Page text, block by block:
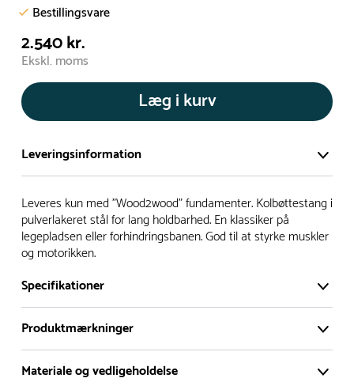
Bestillingsvare
2.540 kr.
Ekskl. moms
Læg i kurv
Leveringsinformation
Vi har et stort og effektivt lager på ca. 6.000 kvadratmeter
med mere end 5.000 forskellige produkter på hylderne til
omgående levering.
- Leveringstiden på lagervarer er i Danmark normalt 1-3
hverdage
- Leveringstiden på specialvarer og bestillingsvarer oplyses
- I tilfælde af restordre vil kundeservice kontakte dig via e-
Leveres kun med "Wood2wood" fundamenter. Kolbøttestang i
pulverlakeret stål for lang holdbarhed. En klassiker på
legepladsen eller forhindringsbanen. God til at styrke muskler
og motorikken.
Specifikationer
Produktmærkninger
Materiale og vedligeholdelse